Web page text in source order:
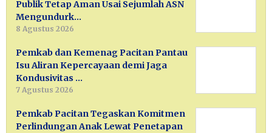
Publik Tetap Aman Usai Sejumlah ASN
Mengundurk…
8 Agustus 2026
Pemkab dan Kemenag Pacitan Pantau
Isu Aliran Kepercayaan demi Jaga
Kondusivitas …
7 Agustus 2026
Pemkab Pacitan Tegaskan Komitmen
Perlindungan Anak Lewat Penetapan